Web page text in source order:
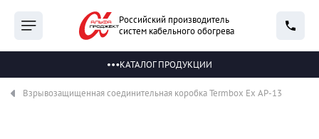
Российский производитель
систем кабельного обогрева
КАТАЛОГ ПРОДУКЦИИ
Взрывозащищенная соединительная коробка Termbox Ех АР-13